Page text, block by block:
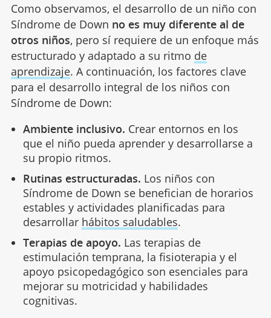
Como observamos, el desarrollo de un niño con
Síndrome de Down no es muy diferente al de
otros niños, pero sí requiere de un enfoque más
estructurado y adaptado a su ritmo de
aprendizaje. A continuación, los factores clave
para el desarrollo integral de los niños con
Síndrome de Down:
Ambiente inclusivo. Crear entornos en los
que el niño pueda aprender y desarrollarse a
su propio ritmos.
Rutinas estructuradas. Los niños con
Síndrome de Down se benefician de horarios
estables y actividades planificadas para
desarrollar hábitos saludables.
Terapias de apoyo. Las terapias de
estimulación temprana, la fisioterapia y el
apoyo psicopedagógico son esenciales para
mejorar su motricidad y habilidades
cognitivas.